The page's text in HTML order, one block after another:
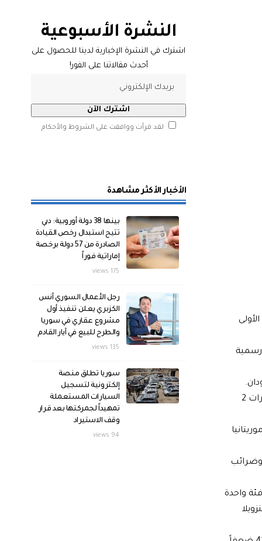
رسمية
وتوضعت 3 دول عربية ضمن الفئة الثانية التي لا تقدم أي دعم على سعر المازوت، فتبوأ العراق المرتبة 23 عالمياً وال 12عربياً، ثم الإمارات 2
وشملت كلا من لبنان 23 عالمياً، المغرب 50 عالمياً، موريتانيا
وضرائب
ال 19 الأشد رخصاً تجتمع في فئة واحدة
النشرة الأسبوعية
اشترك في النشرة الإخبارية لدينا للحصول على
أحدث مقالاتنا على الفور!
لقد قرأت ووافقت على الشروط والأحكام
الأخبار الأكثر مشاهدة
بينها 38 دولة أوروبية: دبي
تتيح استبدال رخص القيادة
الصادرة من 57 دولة برخصة
إماراتية فوراً
175 views
رجل الأعمال السوري أنس
الكزبري يعلن تنفيذ أول
مشروع عقاري في سوريا
والطرح للبيع في آيار القادم
135 views
سوريا تطلق منصة
إلكترونية لتسجيل
السيارات المستعملة
تمهيداً لجمركتها بعد قرار
وقف الاستيراد
94 views